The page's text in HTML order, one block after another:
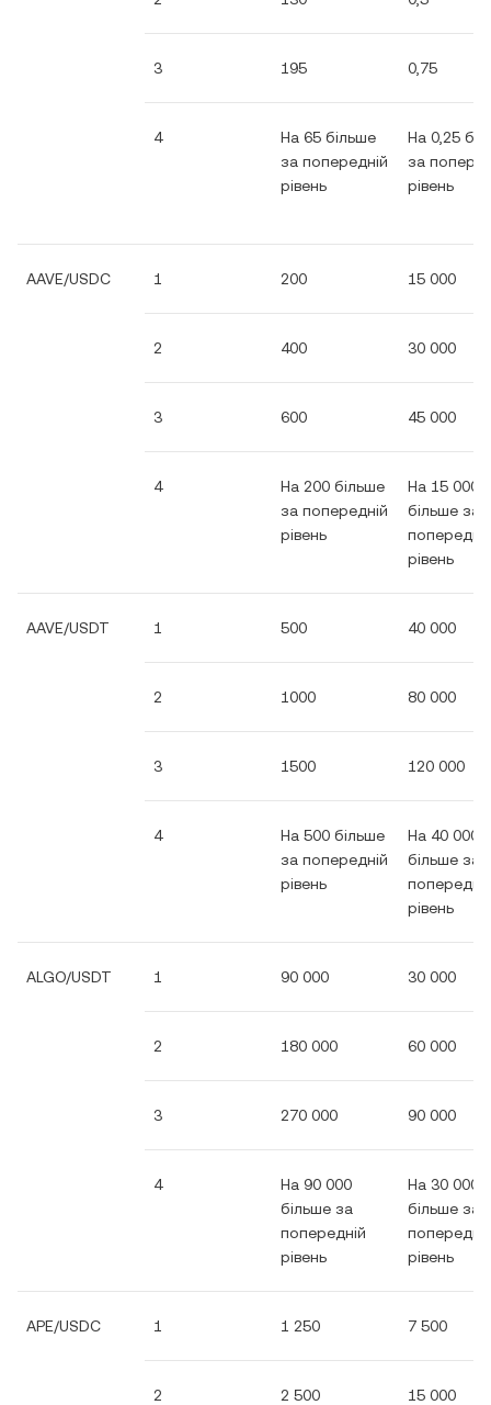
3 195 0,75
4
На 65 більше
за попередній
рівень
На 0,25
за
рівень
AAVE/USDC 1 200 15 000
2 400 30 000
3 600 45 000
4
На 200 більше
за попередній
рівень
На 15 000
більше за
рівень
AAVE/USDT 1 500 40 000
2 1000 80 000
3 1500 120 000
4
На 500 більше
за попередній
рівень
На 40 000
більше за
рівень
ALGO/USDT 1 90 000 30 000
2 180 000 60 000
3 270 000 90 000
4
На 90 000
більше за
попередній
рівень
На 30 000
більше за
рівень
APE/USDC 1 1 250 7 500
2 2 500 15 000